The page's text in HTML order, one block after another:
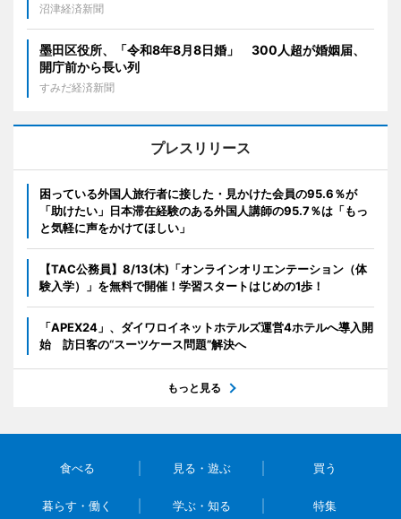
沼津経済新聞
墨田区役所、「令和8年8月8日婚」 300人超が婚姻届、
開庁前から長い列
すみだ経済新聞
プレスリリース
困っている外国人旅行者に接した・見かけた会員の95.6％が
「助けたい」日本滞在経験のある外国人講師の95.7％は「もっ
と気軽に声をかけてほしい」
【TAC公務員】8/13(木)「オンラインオリエンテーション（体
験入学）」を無料で開催！学習スタートはじめの1歩！
「APEX24」、ダイワロイネットホテルズ運営4ホテルへ導入開
始 訪日客の“スーツケース問題”解決へ
もっと見る
食べる 見る・遊ぶ 買う
暮らす・働く 学ぶ・知る 特集